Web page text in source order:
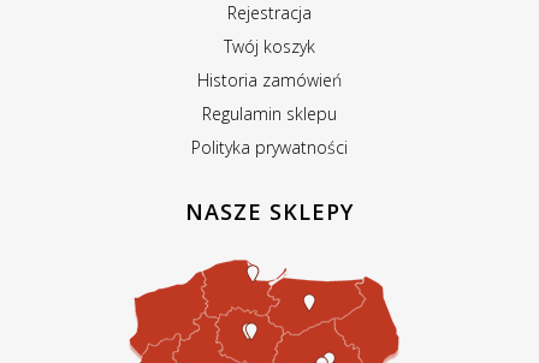
Rejestracja
Twój koszyk
Historia zamówień
Regulamin sklepu
Polityka prywatności
NASZE SKLEPY